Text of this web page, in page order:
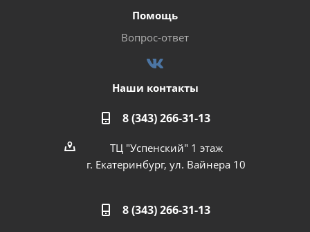
Помощь
Вопрос-ответ
Наши контакты
8 (343) 266-31-13
ТЦ "Успенский" 1 этаж
г. Екатеринбург, ул. Вайнера 10
8 (343) 266-31-13